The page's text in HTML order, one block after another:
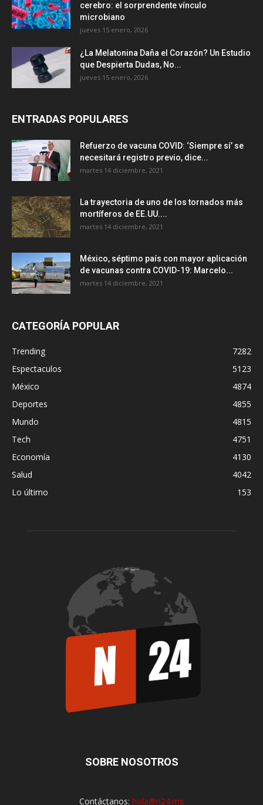
cerebro: el sorprendente vínculo
microbiano
jueves 15 enero, 2026
¿La Melatonina Daña el Corazón? Un Estudio
que Despierta Dudas, No...
jueves 15 enero, 2026
ENTRADAS POPULARES
Refuerzo de vacuna COVID: ‘Siempre sí’ se
necesitará registro previo, dice...
martes 14 diciembre, 2021
La trayectoria de uno de los tornados más
mortíferos de EE.UU....
martes 14 diciembre, 2021
México, séptimo país con mayor aplicación
de vacunas contra COVID-19: Marcelo...
martes 14 diciembre, 2021
CATEGORÍA POPULAR
Trending
7282
Espectaculos
5123
México
4874
Deportes
4855
Mundo
4815
Tech
4751
Economía
4130
Salud
4042
Lo último
153
SOBRE NOSOTROS
Contáctanos: hola@n24.mx